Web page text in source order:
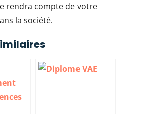
rendra compte de votre
la société.